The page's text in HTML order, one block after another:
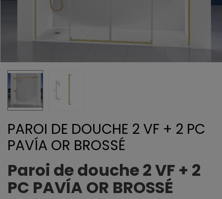
PAROI DE DOUCHE 2 VF + 2 PC
PAVÍA OR BROSSÉ
Paroi de douche 2 VF + 2
PC PAVÍA OR BROSSÉ